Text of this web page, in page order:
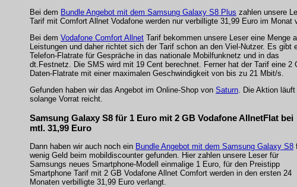
Bei dem Bundle Angebot mit dem Samsung Galaxy S8 Plus zahlen unsere
Tarif mit Comfort Allnet Vodafone werden nur verbilligte 31,99 Euro im
Bei dem Vodafone Comfort Allnet Tarif bekommen unsere Leser eine Menge
Leistungen und daher richtet sich der Tarif schon an den Viel-Nutzer. Es gibt
Telefon-Flatrate für Gespräche in das nationale Mobilfunknetz und in das
dt.Festnetz. Die SMS wird mit 19 Cent berechnet. Ferner hat der Tarif eine 2
Daten-Flatrate mit einer maximalen Geschwindigkeit von bis zu 21 Mbit/s.
Gefunden haben wir das Angebot im Online-Shop von Saturn. Die Aktion läuft
solange Vorrat reicht.
Samsung Galaxy S8 für 1 Euro mit 2 GB Vodafone AllnetFlat bei
mtl. 31,99 Euro
Dann haben wir auch noch ein Bundle Angebot mit dem Samsung Galaxy S8
wenig Geld beim mobildiscounter gefunden. Hier zahlen unsere Leser für
Samsungs neues Smartphone-Modell einmalige 1 Euro, für den Preistipp
Smartphone Tarif mit 2 GB Vodafone Allnet Comfort werden in den ersten 24
Monaten verbilligte 31,99 Euro verlangt.